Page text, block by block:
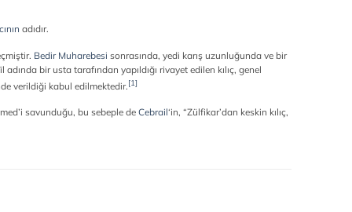
adıdır.
Bedir Muharebesi sonrasında, yedi karış uzunluğunda ve bir
bir usta tarafından yapıldığı rivayet edilen kılıç, genel
verildiği kabul edilmektedir.[1]
savunduğu, bu sebeple de Cebrail‘in, “Zülfikar’dan keskin kılıç,